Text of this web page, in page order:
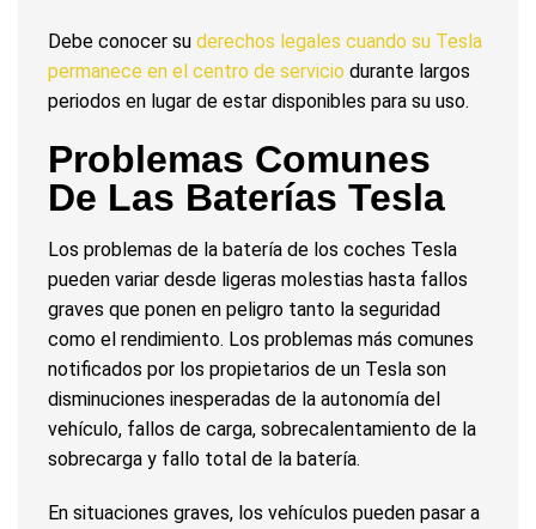
Debe conocer su derechos legales cuando su Tesla
permanece en el centro de servicio durante largos
periodos en lugar de estar disponibles para su uso.
Problemas Comunes
De Las Baterías Tesla
Los problemas de la batería de los coches Tesla
pueden variar desde ligeras molestias hasta fallos
graves que ponen en peligro tanto la seguridad
como el rendimiento. Los problemas más comunes
notificados por los propietarios de un Tesla son
disminuciones inesperadas de la autonomía del
vehículo, fallos de carga, sobrecalentamiento de la
sobrecarga y fallo total de la batería.
En situaciones graves, los vehículos pueden pasar a